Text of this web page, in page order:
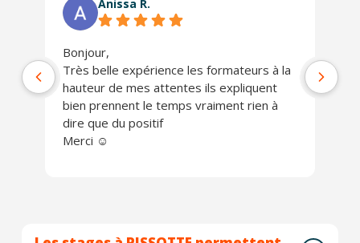
Anissa R.
Bonjour,
Très belle expérience les formateurs à la
hauteur de mes attentes ils expliquent
bien prennent le temps vraiment rien à
dire que du positif
Merci ☺️